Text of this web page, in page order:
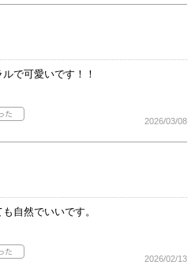
で可愛いです！！
2026/03/08
自然でいいです。
2026/02/13